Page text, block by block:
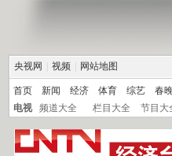
央视网 视频 网站地图
首页 新闻 经济 体育 综艺 春
电视
频道大全 栏目大全 节目大